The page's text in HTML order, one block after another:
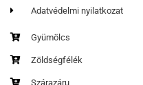
Adatvédelmi nyilatkozat
Gyümölcs
Zöldségfélék
Szárazáru